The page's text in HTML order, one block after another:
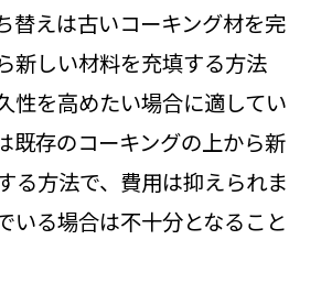
替えは古いコーキング材を完
新しい材料を充填する方法
性を高めたい場合に適してい
既存のコーキングの上から新
る方法で、費用は抑えられま
いる場合は不十分となること